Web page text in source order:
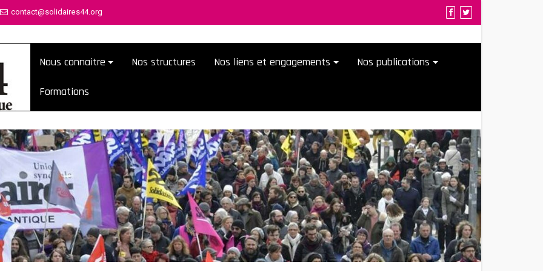
contact@solidaires44.org
Nous connaitre Nos structures Nos liens et engagements Nos publications
Formations